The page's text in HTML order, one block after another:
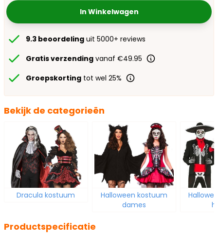
In Winkelwagen
9.3 beoordeling uit 5000+ reviews
Gratis verzending vanaf €49.95
Groepskorting tot wel 25%
Bekijk de categorieën
Dracula kostuum
Halloween kostuum
dames
Productspecificatie